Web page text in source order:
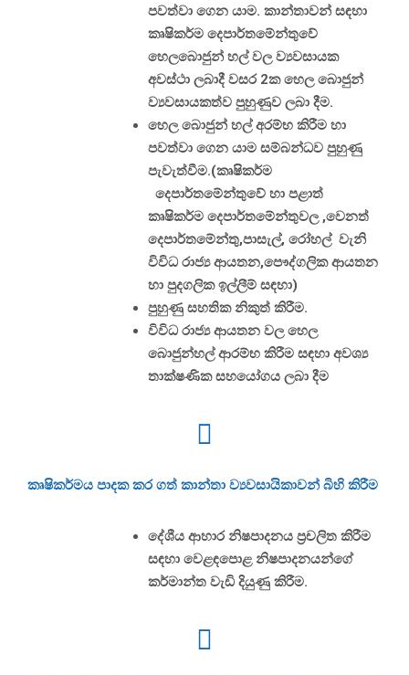
පවත්වා ගෙන යාම. කාන්තාවන් සඳහා
කෘෂිකර්ම දෙපාර්තමේන්තුවේ
හෙලබොජුන් හල් වල ව්‍යවසායක
අවස්ථා ලබාදී වසර 2ක හෙල බොජුන්
ව්‍යවසායකත්ව පුහුණුව ලබා දීම.
හෙල බොජුන් හල් අරම්භ කිරීම හා
පවත්වා ගෙන යාම සම්බන්ධව පුහුණු
පැවැත්වීම.(කෘෂිකර්ම
දෙපාර්තමේන්තුවේ හා පළාත්
කෘෂිකර්ම දෙපාර්තමේන්තුවල ,වෙනත්
දෙපාර්තමේන්තු,පාසැල්, රෝහල් වැනි
විවිධ රාජ්‍ය ආයතන,පෞද්ගලික ආයතන
හා පුදගලික ඉල්ලීම් සඳහා)
පුහුණු සහතික නිකුත් කිරීම.
විවිධ රාජ්‍ය ආයතන වල හෙල
බොජුන්හල් ආරම්භ කිරීම සඳහා අවශ්‍ය
තාක්ෂණික සහයෝගය ලබා දීම
කෘෂිකර්මය පාදක කර ගත් කාන්තා ව්‍යවසායිකාවන් බිහි කිරීම
දේශීය ආහාර නිෂපාදනය ප්‍රචලිත කිරීම
සඳහා වෙළඳපොළ නිෂපාදනයන්ගේ
කර්මාන්ත වැඩි දියුණු කිරීම.